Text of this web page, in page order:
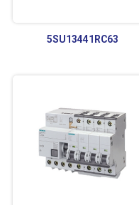
5SU13441RC63